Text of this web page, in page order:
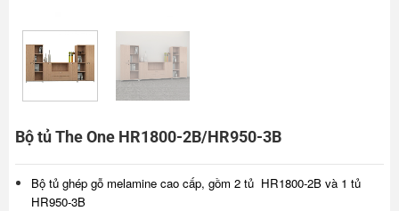
Bộ tủ The One HR1800-2B/HR950-3B
Bộ tủ ghép gỗ melamine cao cấp, gồm 2 tủ HR1800-2B và 1 tủ
HR950-3B